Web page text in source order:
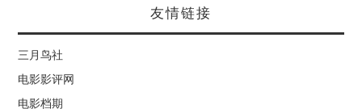
友情链接
三月鸟社
电影影评网
电影档期